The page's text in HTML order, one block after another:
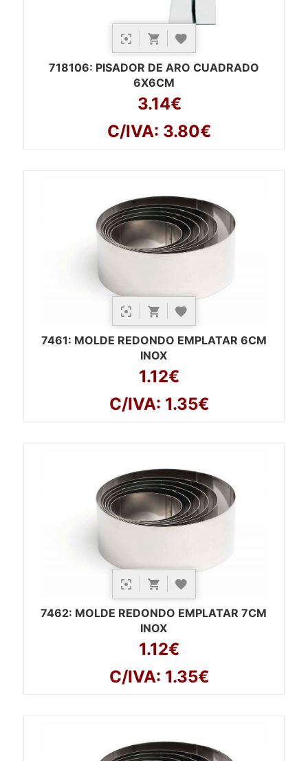
718106: PISADOR DE ARO CUADRADO
6X6CM
3.14€
C/IVA: 3.80€
7461: MOLDE REDONDO EMPLATAR 6CM
INOX
1.12€
C/IVA: 1.35€
7462: MOLDE REDONDO EMPLATAR 7CM
INOX
1.12€
C/IVA: 1.35€